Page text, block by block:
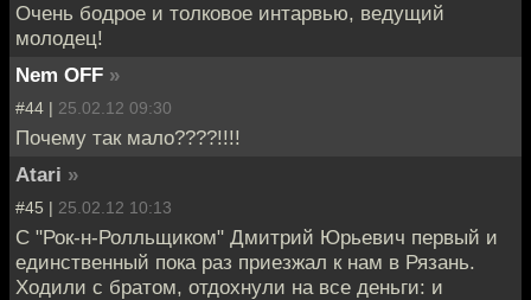
Очень бодрое и толковое интарвью, ведущий
молодец!
Nem OFF »
#44 | 25.02.12 09:30
Почему так мало????!!!!
Atari »
#45 | 25.02.12 10:13
С "Рок-н-Ролльщиком" Дмитрий Юрьевич первый и
единственный пока раз приезжал к нам в Рязань.
Ходили с братом, отдохнули на все деньги: и